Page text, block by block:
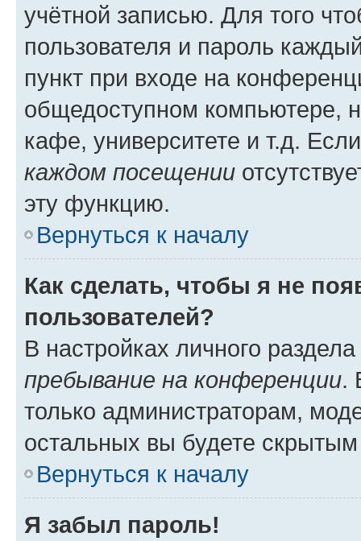
учётной записью. Для того
пользователя и пароль
пункт при входе на
общедоступном компьютере,
кафе, университете и т.д.
каждом посещении
эту функцию.
Вернуться к началу
Как сделать, чтобы я не
пользователей?
В настройках личного
пребывание на конференции.
только администраторам,
остальных вы будете
Вернуться к началу
Я забыл пароль!